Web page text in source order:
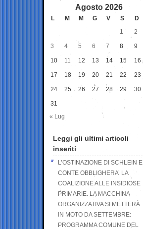
Agosto 2026
L M M G V S
D
1
2
3 4 5 6 7 8 9
10 11 12 13 14 15 16
17 18 19 20 21 22 23
24 25 26 27 28 29 30
31
« Lug
Leggi gli ultimi articoli
inseriti
L’OSTINAZIONE DI SCHLEIN E
CONTE OBBLIGHERA’ LA
COALIZIONE ALLE INSIDIOSE
PRIMARIE. LA MACCHINA
ORGANIZZATIVA SI METTERÀ
IN MOTO DA SETTEMBRE:
PROGRAMMA COMUNE DEL